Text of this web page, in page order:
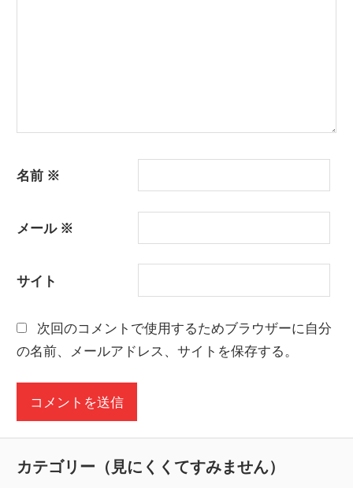
名前 ※
メール ※
サイト
次回のコメントで使用するためブラウザーに自分
の名前、メールアドレス、サイトを保存する。
カテゴリー（見にくくてすみません）